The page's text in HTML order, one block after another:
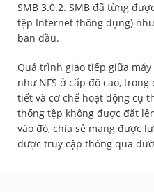
SMB 3.0.2. SMB đã từng
tệp Internet thông dụng)
ban đầu.
Quá trình giao tiếp giữa
như NFS ở cấp độ cao,
tiết và cơ chế hoạt động cụ
thống tệp không được đặt
vào đó, chia sẻ mạng được
được truy cập thông qua